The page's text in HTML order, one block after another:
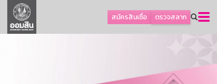
สมัครสินเชื่อ ตรวจสลาก
ลูกค้าธุรกิจ
ลูกค้าผู้ประกอบรายย่อย